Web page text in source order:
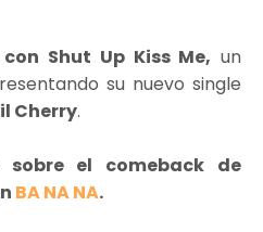
Shut Up Kiss Me, un
su nuevo single
Cherry.
sobre el comeback de
BA NA NA.